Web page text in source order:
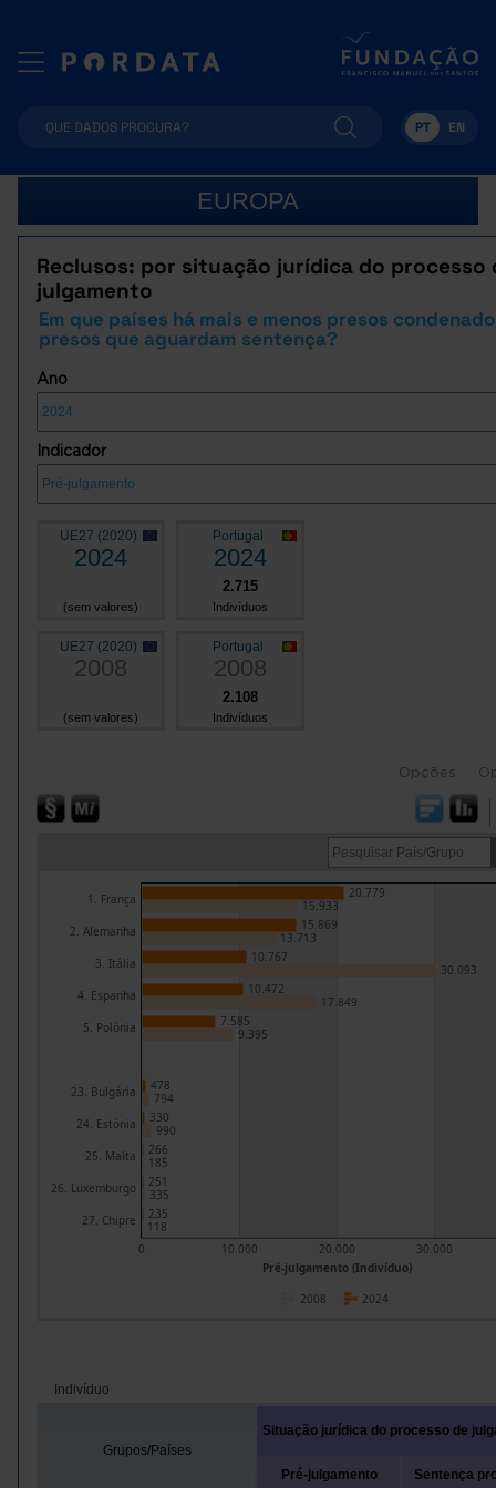
PT EN
EUROPA
Reclusos: por situação jurídica do processo
julgamento
Em que países há mais e menos presos
presos que aguardam sentença?
Ano
Indicador
UE27 (2020)
2024
(sem valores)
Portugal
2024
2.715
Indivíduos
UE27 (2020)
2008
(sem valores)
Portugal
2008
2.108
Indivíduos
Opções
Pré-julgamento (Indivíduo)
0 10.000 20.000 30.000
1. França
2. Alemanha
3. Itália
4. Espanha
5. Polónia
23. Bulgária
24. Estónia
25. Malta
26. Luxemburgo
27. Chipre
20.779
15.869
10.767
10.472
7.585
478
330
266
251
235
15.933
13.713
30.093
17.849
9.395
794
990
185
335
118
2024
2008
Indivíduo
Grupos/Países
Situação jurídica do processo de
Pré-julgamento Sentença